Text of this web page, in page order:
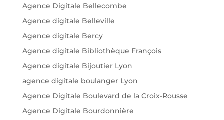
Agence Digitale Bellecombe
Agence digitale Belleville
Agence digitale Bercy
Agence digitale Bibliothèque François
Agence digitale Bijoutier Lyon
agence digitale boulanger Lyon
Agence Digitale Boulevard de la Croix-Rousse
Agence Digitale Bourdonnière